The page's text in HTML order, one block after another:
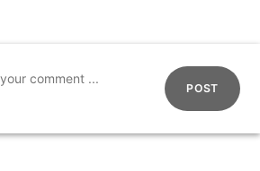
POST